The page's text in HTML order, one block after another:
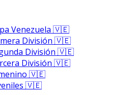
Venezuela 🇻🇪
División 🇻🇪
División 🇻🇪
División 🇻🇪
🇻🇪
🇻🇪